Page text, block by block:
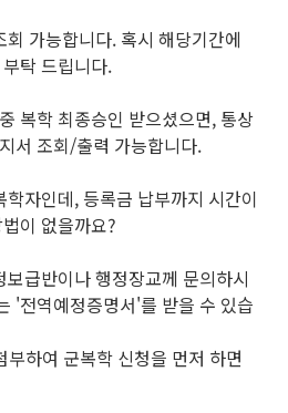
회 가능합니다. 혹시 해당기간에
탁 드립니다.
복학 최종승인 받으셨으면, 통상
서 조회/출력 가능합니다.
자인데, 등록금 납부까지 시간이
이 없을까요?
급반이나 행정장교께 문의하시
'전역예정증명서'를 받을 수 있습
하여 군복학 신청을 먼저 하면